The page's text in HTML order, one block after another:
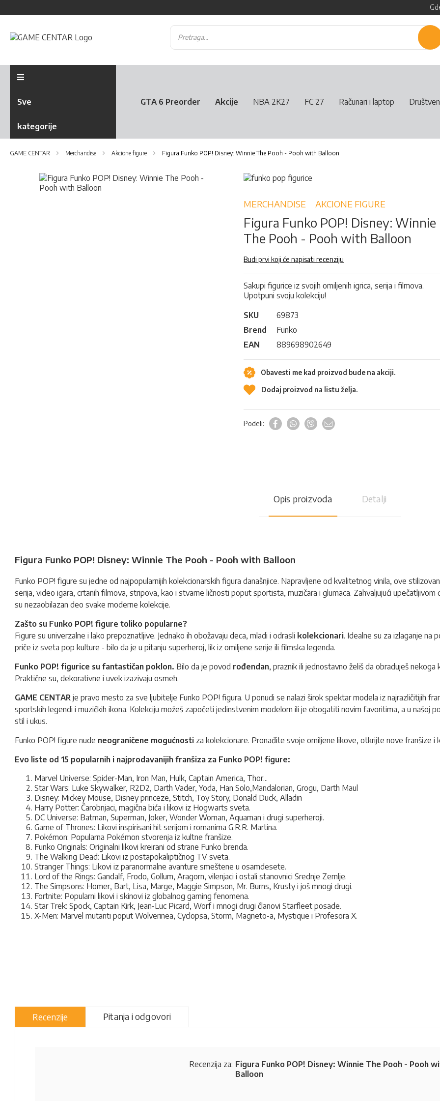
Sve
kategorije
GTA 6 Preorder Akcije NBA 2K27 FC 27 Računari i laptop
GAME CENTAR Merchandise Akcione figure Figura Funko POP! Disney: Winnie The Pooh - Pooh with Balloon
Skip
to
MERCHANDISE AKCIONE FIGURE
Figura Funko POP! Disney: Winnie
The Pooh - Pooh with Balloon
Budi prvi koji će napisati recenziju
Sakupi figurice iz svojih omiljenih igrica, serija i filmova.
Upotpuni svoju kolekciju!
SKU
69873
Brend
Funko
EAN
889698902649
Obavesti me kad proizvod bude na akciji.
Dodaj proizvod na listu želja.
Podeli:
Opis proizvoda Detalji
Figura Funko POP! Disney: Winnie The Pooh - Pooh with Balloon
Funko POP! figure su jedne od najpopularnijih kolekcionarskih figura današnjice. Napravljene od kvalitetnog vinila, ove
serija, video igara, crtanih filmova, stripova, kao i stvarne ličnosti poput sportista, muzičara i glumaca. Zahvaljujući
su nezaobilazan deo svake moderne kolekcije.
Zašto su Funko POP! figure toliko popularne?
Figure su univerzalne i lako prepoznatljive. Jednako ih obožavaju deca, mladi i odrasli kolekcionari. Idealne su za izlaganje na
priče iz sveta pop kulture - bilo da je u pitanju superheroj, lik iz omiljene serije ili filmska legenda.
Funko POP! figurice su fantastičan poklon. Bilo da je povod rođendan, praznik ili jednostavno želiš da obraduješ
Praktične su, dekorativne i uvek izazivaju osmeh.
GAME CENTAR je pravo mesto za sve ljubitelje Funko POP! figura. U ponudi se nalazi širok spektar modela iz najrazličitijih
sportskih legendi i muzičkih ikona. Kolekciju možeš započeti jedinstvenim modelom ili je obogatiti novim favoritima, a u našoj
stil i ukus.
Funko POP! figure nude neograničene mogućnosti za kolekcionare. Pronađite svoje omiljene likove, otkrijte nove franšize
Evo liste od 15 popularnih i najprodavanijih franšiza za Funko POP! figure:
Marvel Universe: Spider-Man, Iron Man, Hulk, Captain America, Thor...
Star Wars: Luke Skywalker, R2D2, Darth Vader, Yoda, Han Solo,Mandalorian, Grogu, Darth Maul
Disney: Mickey Mouse, Disney princeze, Stitch, Toy Story, Donald Duck, Alladin
Harry Potter: Čarobnjaci, magična bića i likovi iz Hogwarts sveta.
DC Universe: Batman, Superman, Joker, Wonder Woman, Aquaman i drugi superheroji.
Game of Thrones: Likovi inspirisani hit serijom i romanima G.R.R. Martina.
Pokémon: Popularna Pokémon stvorenja iz kultne franšize.
Funko Originals: Originalni likovi kreirani od strane Funko brenda.
The Walking Dead: Likovi iz postapokaliptičnog TV sveta.
Stranger Things: Likovi iz paranormalne avanture smeštene u osamdesete.
Lord of the Rings: Gandalf, Frodo, Gollum, Aragorn, vilenjaci i ostali stanovnici Srednje Zemlje.
The Simpsons: Homer, Bart, Lisa, Marge, Maggie Simpson, Mr. Burns, Krusty i još mnogi drugi.
Fortnite: Popularni likovi i skinovi iz globalnog gaming fenomena.
Star Trek: Spock, Captain Kirk, Jean-Luc Picard, Worf i mnogi drugi članovi Starfleet posade.
X-Men: Marvel mutanti poput Wolverinea, Cyclopsa, Storm, Magneto-a, Mystique i Profesora X.
Recenzije Pitanja i odgovori
Recenzija za: Figura Funko POP! Disney: Winnie The Pooh - Pooh
Balloon